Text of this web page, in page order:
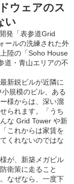
ウェアのス
い
発「表参道Grid
ールの洗練された外
陸の「Soho House
道・青山エリアの不
新鋭ビルが近隣に
規模のビル、ある
様からは、深い溜
られます。「うち
な Grid Tower や新
これからは家賃を
くれないのではな
が、新築メガビル
衛策に走ること
なぜなら、一度下